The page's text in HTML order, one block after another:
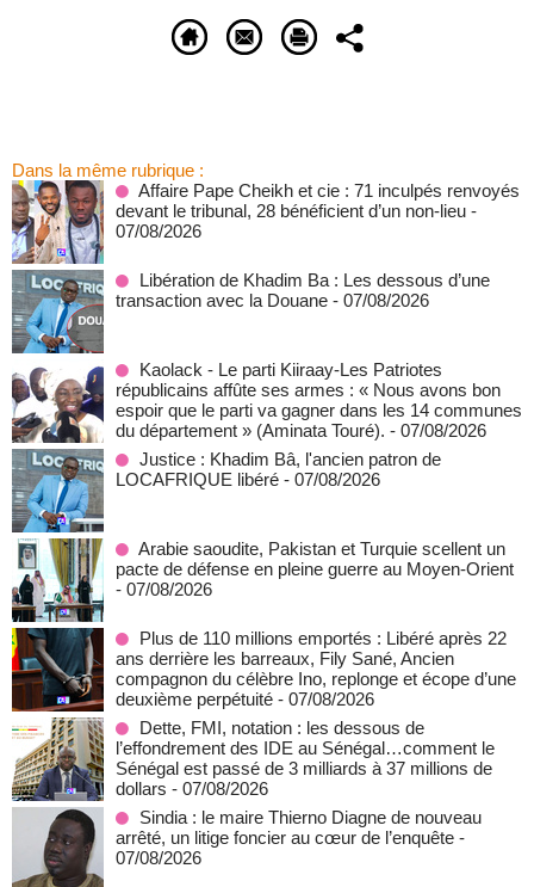
Dans la même rubrique :
Affaire Pape Cheikh et cie : 71 inculpés renvoyés
devant le tribunal, 28 bénéficient d’un non-lieu -
07/08/2026
Libération de Khadim Ba : Les dessous d’une
transaction avec la Douane - 07/08/2026
Kaolack - Le parti Kiiraay-Les Patriotes
républicains affûte ses armes : « Nous avons bon
espoir que le parti va gagner dans les 14 communes
du département » (Aminata Touré). - 07/08/2026
Justice : Khadim Bâ, l'ancien patron de
LOCAFRIQUE libéré - 07/08/2026
Arabie saoudite, Pakistan et Turquie scellent un
pacte de défense en pleine guerre au Moyen-Orient
- 07/08/2026
Plus de 110 millions emportés : Libéré après 22
ans derrière les barreaux, Fily Sané, Ancien
compagnon du célèbre Ino, replonge et écope d’une
deuxième perpétuité - 07/08/2026
Dette, FMI, notation : les dessous de
l’effondrement des IDE au Sénégal…comment le
Sénégal est passé de 3 milliards à 37 millions de
dollars - 07/08/2026
Sindia : le maire Thierno Diagne de nouveau
arrêté, un litige foncier au cœur de l’enquête -
07/08/2026